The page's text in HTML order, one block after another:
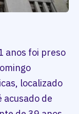
anos foi preso
localizado
acusado de